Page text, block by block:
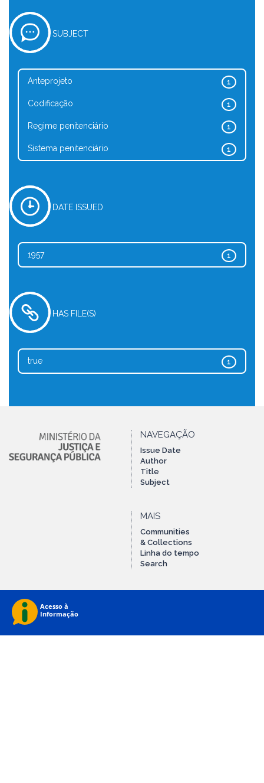
SUBJECT
1
Anteprojeto
1
Codificação
1
Regime penitenciário
1
Sistema penitenciário
DATE ISSUED
1
1957
HAS FILE(S)
1
true
NAVEGAÇÃO
Issue Date
Author
Title
Subject
MAIS
Communities
& Collections
Linha do tempo
Search